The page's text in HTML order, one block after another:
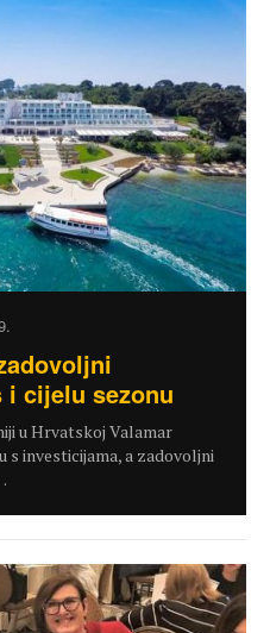
i cijelu sezonu
u Hrvatskoj Valamar
s investicijama, a zadovoljni